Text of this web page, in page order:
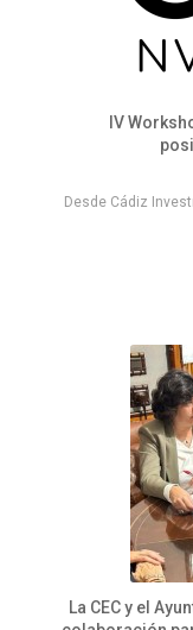
IV
Desde Cádiz
La CEC y el